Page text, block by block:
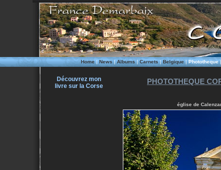
Home|News|Albums|Carnets|Belgique|Phototheque
Découvrez mon
livre sur la Corse
PHOTOTHEQUE
église de